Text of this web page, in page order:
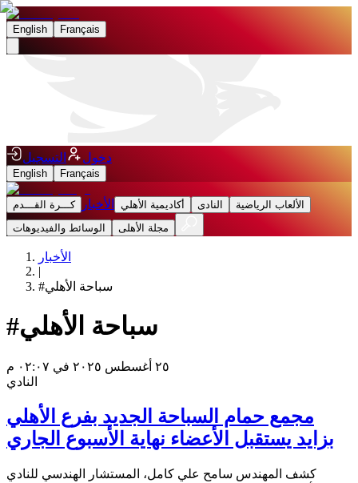
English Français
دخول التسجيل
English Français
كـــرة القـــدم الأخبار أكاديمية الأهلي النادى
الألعاب الرياضية
الوسائط والفيديوهات
مجلة الأهلى
الأخبار
|
#سباحة الأهلي
#سباحة الأهلي
٢٥ أغسطس ٢٠٢٥ في ٠٢:٠٧ م
النادي
مجمع حمام السباحة الجديد بفرع الأهلي
بزايد يستقبل الأعضاء نهاية الأسبوع الجاري
كشف المهندس سامح علي كامل، المستشار الهندسي للنادي